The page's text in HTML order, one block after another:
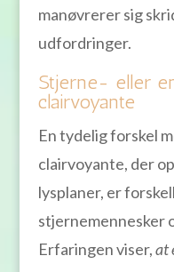
manøvrerer sig
udfordringer.
Stjerne- eller
clairvoyante
En tydelig forskel
clairvoyante, der
lysplaner, er
stjernemennesker
Erfaringen viser,at